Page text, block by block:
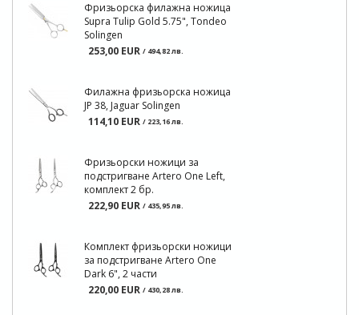
Фризьорска филажна ножица
Supra Tulip Gold 5.75", Tondeo
Solingen
253,00 EUR / 494,82 лв.
Филажна фризьорска ножица
JP 38, Jaguar Solingen
114,10 EUR / 223,16 лв.
Фризьорски ножици за
подстригване Artero One Left,
комплект 2 бр.
222,90 EUR / 435,95 лв.
Комплект фризьорски ножици
за подстригване Artero One
Dark 6", 2 части
220,00 EUR / 430,28 лв.